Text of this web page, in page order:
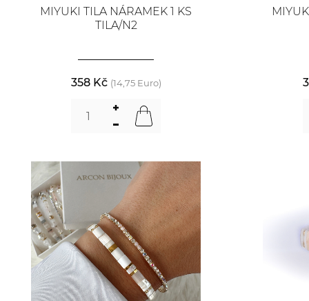
MIYUKI TILA NÁRAMEK 1 KS
TILA/N2
358 Kč (14,75 Euro)